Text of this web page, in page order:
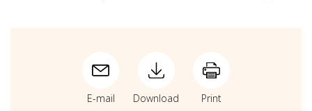
E-mail Download Print